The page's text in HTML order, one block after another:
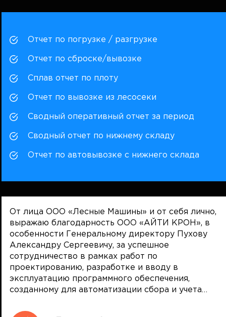
Отчет по погрузке / разгрузке
Отчет по сброске/вывозке
Сплав отчет по плоту
Отчет по вывозке из лесосеки
Сводный оперативный отчет за период
Сводный отчет по нижнему складу
Отчет по автовывозке с нижнего склада
От лица ООО «Лесные Машины» и от себя лично,
выражаю благодарность ООО «АЙТИ КРОН», в
особенности Генеральному директору Пухову
Александру Сергеевичу, за успешное
сотрудничество в рамках работ по
проектированию, разработке и вводу в
эксплуатацию программного обеспечения,
созданному для автоматизации сбора и учета
начального этапа анализа требований к